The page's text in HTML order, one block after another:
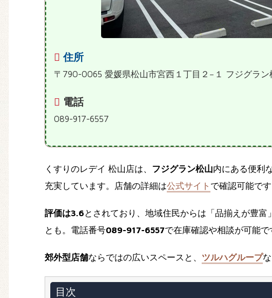
住所
〒790-0065 愛媛県松山市宮西１丁目２−１ フジグラン
電話
089-917-6557
くすりのレデイ 松山店は、 フジグラン松山内にある便利
充実しています。店舗の詳細は公式サイト で確認可能です
評価は3.6 とされており、地域住民からは「品揃えが豊
とも。電話番号089-917-6557で在庫確認や相談が可能で
郊外型店舗ならではの広いスペースと、 ツルハグループ
目次